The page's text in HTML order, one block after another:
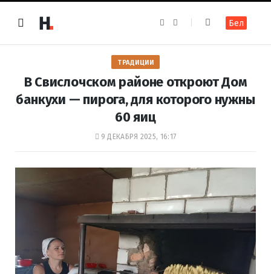
e
t
a
m
Бел
ТРАДИЦИИ
В Свислочском районе откроют Дом
банкухи — пирога, для которого нужны
60 яиц
9 ДЕКАБРЯ 2025, 16:17